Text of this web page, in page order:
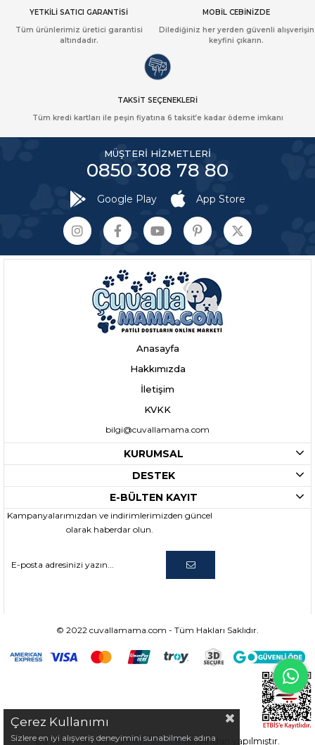
YETKİLİ SATICI GARANTİSİ
Tüm ürünlerimiz üretici garantisi
altındadır.
MOBİL CEBİNİZDE
Dilediğiniz her yerden güvenli alışverişin
keyfini çıkarın.
TAKSİT SEÇENEKLERİ
Tüm kredi kartları ile peşin fiyatına 6 taksit’e kadar ödeme imkanı
MÜŞTERİ HİZMETLERİ
0850 308 78 80
Google Play App Store
Anasayfa
Hakkımızda
İletişim
KVKK
bilgi@cuvallamama.com
KURUMSAL
DESTEK
E-BÜLTEN KAYIT
Kampanyalarımızdan ve indirimlerimizden güncel
olarak haberdar olun.
© 2022 cuvallamama.com - Tüm Hakları Saklıdır.
Bu sitenin kurulumuKeyo Digital tarafından yapılmıştır.
Çerez Kullanımı
Sizlere en iyi alışveriş deneyimini sunabilmek adına